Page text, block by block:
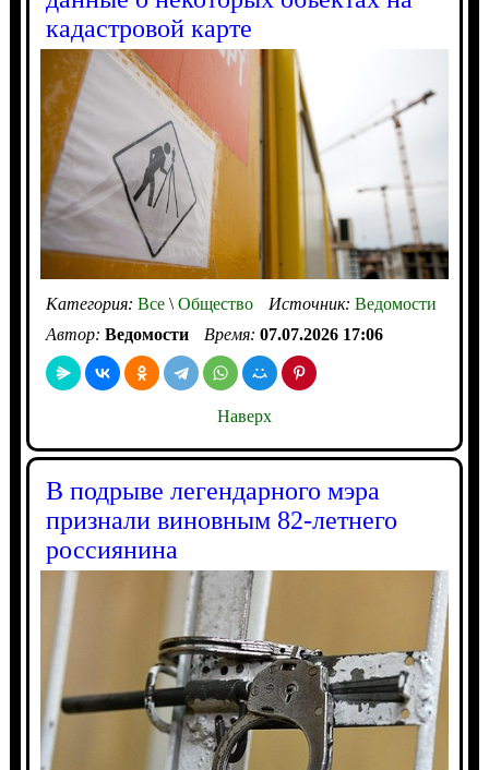
кадастровой карте
Категория: Все\Общество Источник: Ведомости
Автор: Ведомости Время: 07.07.2026 17:06
Наверх
В подрыве легендарного мэра
признали виновным 82-летнего
россиянина